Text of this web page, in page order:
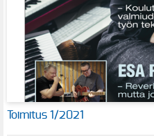
Toimitus 1/2021